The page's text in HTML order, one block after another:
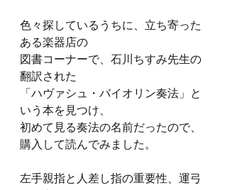
色々探しているうちに、立ち寄った
ある楽器店の
図書コーナーで、石川ちすみ先生の
翻訳された
「ハヴァシュ・バイオリン奏法」と
いう本を見つけ、
初めて見る奏法の名前だったので、
購入して読んでみました。
左手親指と人差し指の重要性、運弓